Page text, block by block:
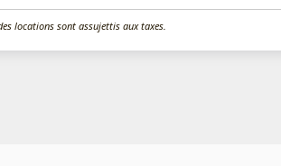
locations sont assujettis aux taxes.